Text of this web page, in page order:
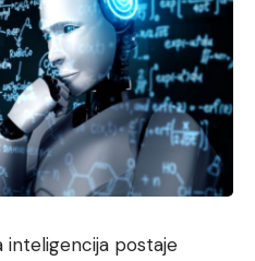
inteligencija postaje